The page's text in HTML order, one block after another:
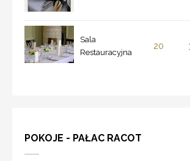
Sala
Restauracyjna
20
POKOJE - PAŁAC RACOT